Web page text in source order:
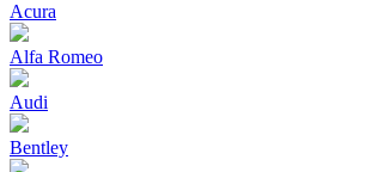
Acura
Alfa Romeo
Audi
Bentley